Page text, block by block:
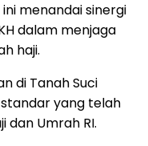
menandai sinergi
dalam menjaga
haji.
di Tanah Suci
yang telah
dan Umrah RI.